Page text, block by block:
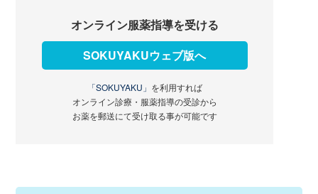
オンライン服薬指導を受ける
SOKUYAKUウェブ版へ
「SOKUYAKU」 を利用すれば
オンライン診療・服薬指導の受診から
お薬を郵送にて受け取る事が可能です